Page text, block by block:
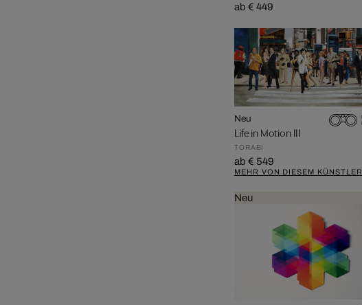
ab € 449
Neu
Life in Motion III
TORABI
ab € 549
MEHR VON DIESEM KÜNSTLER
Neu